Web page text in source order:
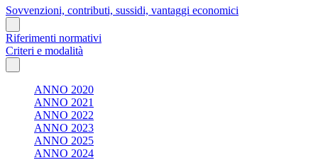
Sovvenzioni, contributi, sussidi, vantaggi economici
Riferimenti normativi
Criteri e modalità
ANNO 2020
ANNO 2021
ANNO 2022
ANNO 2023
ANNO 2025
ANNO 2024